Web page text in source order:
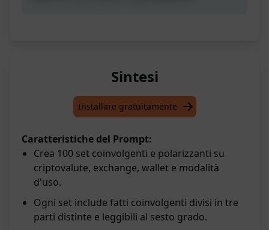
Sintesi
Installare gratuitamente
Caratteristiche del Prompt:
Crea 100 set coinvolgenti e polarizzanti su
criptovalute, exchange, wallet e modalità
d'uso.
Ogni set include fatti coinvolgenti divisi in tre
parti distinte e leggibili al sesto grado.